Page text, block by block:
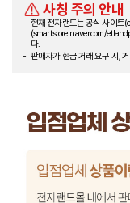
사칭 주의 안내
현재 전자랜드는 공식 사이트
(smartstore.naver.com/
다.
판매자가 현금 거래 요구 시,